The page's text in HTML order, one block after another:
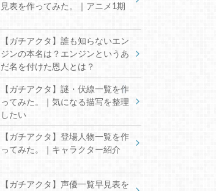
見表を作ってみた。｜アニメ1期
【ガチアクタ】誰も知らないエン
ジンの本名は？エンジンというあ
だ名を付けた恩人とは？
【ガチアクタ】謎・伏線一覧を作
ってみた。｜気になる描写を整理
したい
【ガチアクタ】登場人物一覧を作
ってみた。｜キャラクター紹介
【ガチアクタ】声優一覧早見表を